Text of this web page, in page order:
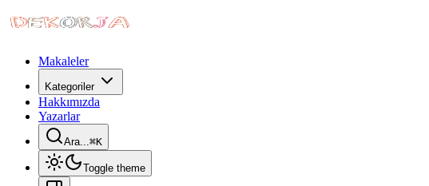
Makaleler
Kategoriler
Hakkımızda
Yazarlar
Ara...⌘K
Toggle theme